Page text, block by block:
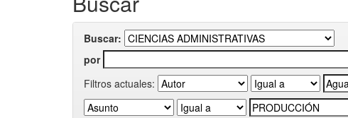
Buscar:
por
Filtros actuales: